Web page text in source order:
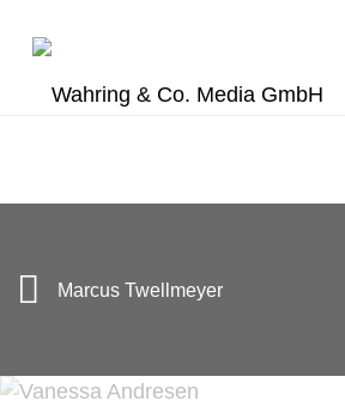
Marcus Twellmeyer